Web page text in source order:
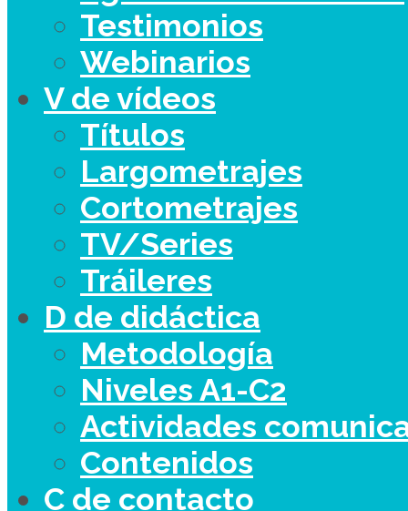
Testimonios
Webinarios
V de vídeos
Títulos
Largometrajes
Cortometrajes
TV/Series
Tráileres
D de didáctica
Metodología
Niveles A1-C2
Actividades
Contenidos
C de contacto